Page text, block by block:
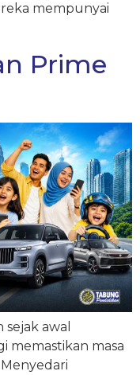
mempunyai
Prime
awal
memastikan masa